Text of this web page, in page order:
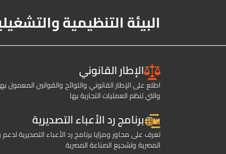
البيئة التنظيمية
الإطار القانوني
اطلع على الإطار القانوني واللوائح والقوانين المعمول
والتي تنظم العمليات التجارية بها
برنامج رد الأعباء التصديرية
تعرف على محاور ومزايا برنامج رد الأعباء التصديرية
المصرية وتشجيع الصناعة المصرية